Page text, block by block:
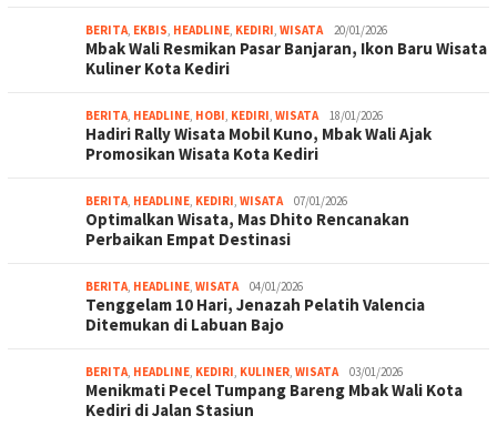
BERITA, EKBIS, HEADLINE, KEDIRI, WISATA 20/01/2026
Mbak Wali Resmikan Pasar Banjaran, Ikon Baru Wisata
Kuliner Kota Kediri
BERITA, HEADLINE, HOBI, KEDIRI, WISATA 18/01/2026
Hadiri Rally Wisata Mobil Kuno, Mbak Wali Ajak
Promosikan Wisata Kota Kediri
BERITA, HEADLINE, KEDIRI, WISATA 07/01/2026
Optimalkan Wisata, Mas Dhito Rencanakan
Perbaikan Empat Destinasi
BERITA, HEADLINE, WISATA 04/01/2026
Tenggelam 10 Hari, Jenazah Pelatih Valencia
Ditemukan di Labuan Bajo
BERITA, HEADLINE, KEDIRI, KULINER, WISATA 03/01/2026
Menikmati Pecel Tumpang Bareng Mbak Wali Kota
Kediri di Jalan Stasiun